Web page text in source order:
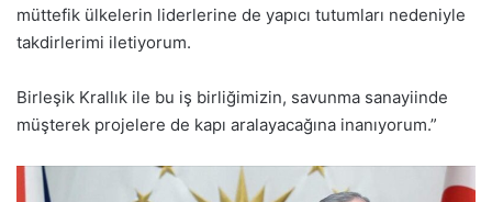
müttefik ülkelerin liderlerine de yapıcı tutumları nedeniyle
takdirlerimi iletiyorum.
Birleşik Krallık ile bu iş birliğimizin, savunma sanayiinde
müşterek projelere de kapı aralayacağına inanıyorum.”